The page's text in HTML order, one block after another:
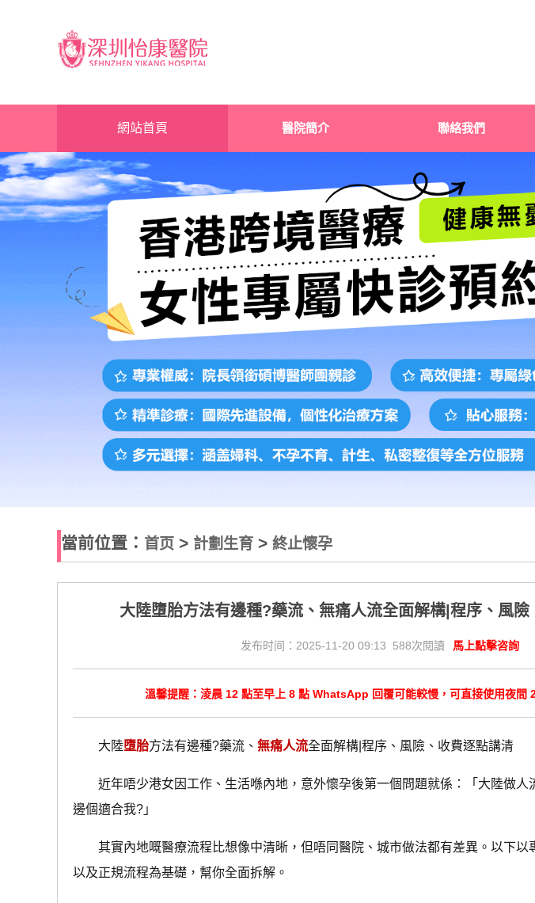
網站首頁 醫院簡介 聯絡我們
當前位置： 首页 > 計劃生育 > 終止懷孕
大陸墮胎方法有邊種?藥流、無痛人流全面解構|程序、風險
发布时间：2025-11-20 09:13 588次閱讀 馬上點擊咨詢
溫馨提醒：淩晨 12 點至早上 8 點 WhatsApp 回覆可能較慢，可直接使用夜間
大陸墮胎方法有邊種?藥流、無痛人流全面解構|程序、風險、收費逐點講清
近年唔少港女因工作、生活喺內地，意外懷孕後第一個問題就係：「大陸做人
邊個適合我?」
其實內地嘅醫療流程比想像中清晰，但唔同醫院、城市做法都有差異。以下以
以及正規流程為基礎，幫你全面拆解。